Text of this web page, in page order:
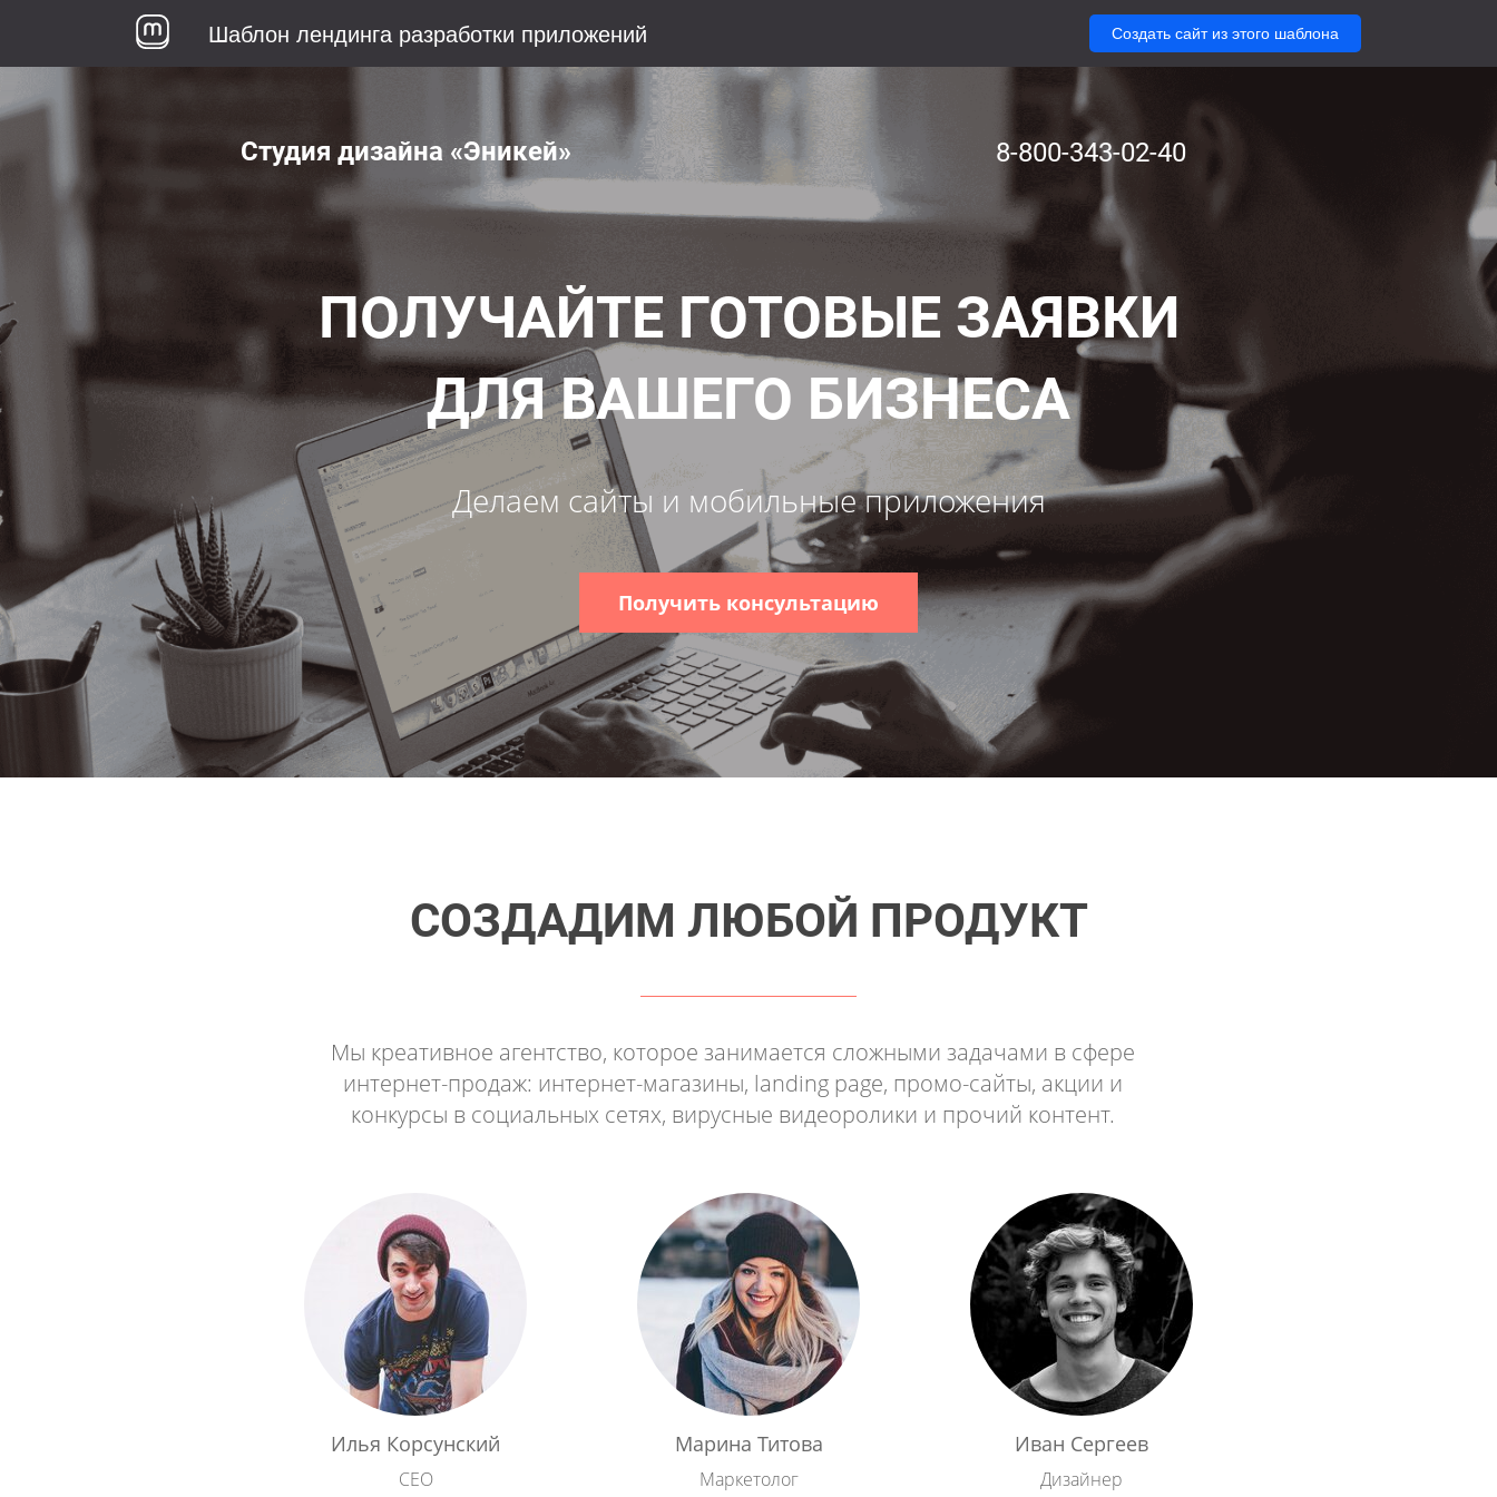
Шаблон лендинга разработки приложений Создать сайт из этого шаблона
Студия дизайна «Эникей» 8-800-343-02-40
ПОЛУЧАЙТЕ ГОТОВЫЕ ЗАЯВКИ
ДЛЯ ВАШЕГО БИЗНЕСА
Делаем сайты и мобильные приложения
Получить консультацию
СОЗДАДИМ ЛЮБОЙ ПРОДУКТ
Мы креативное агентство, которое занимается сложными задачами в сфере
интернет-продаж: интернет-магазины, landing page, промо-сайты, акции и
конкурсы в социальных сетях, вирусные видеоролики и прочий контент.
Илья Корсунский
CEO
Марина Титова
Маркетолог
Иван Сергеев
Дизайнер